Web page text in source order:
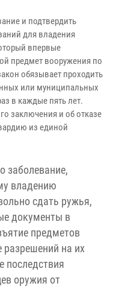
и подтвердить
для владения
впервые
предмет вооружения по
обязывает проходить
или муниципальных
в каждые пять лет.
заключения и об отказе
из единой
заболевание,
владению
сдать ружья,
документы в
предметов
разрешений на их
последствия
оружия от